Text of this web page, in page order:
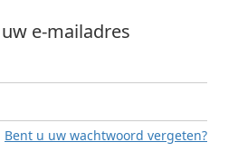
e-mailadres
Bent u uw wachtwoord vergeten?